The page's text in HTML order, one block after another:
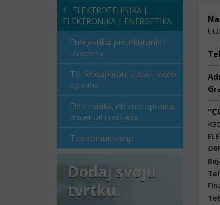
ELEKTROTEHNIKA |
ELEKTRONIKA | ENERGETIKA
Energetika: projektiranje i
izvođenje
TV, fotoaparati, audio i video
oprema
Elektronika, elektro oprema,
materijal i rasvjeta
Telekomunikacije
Dodaj svoju
tvrtku.